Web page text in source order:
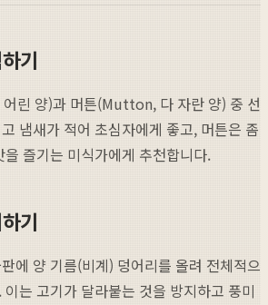
기
린 양)과 머튼(Mutton, 다 자란 양) 중 선
냄새가 적어 초심자에게 좋고, 머튼은 좀
즐기는 미식가에게 추천합니다.
기
에 양 기름(비계) 덩어리를 올려 전체적으
는 고기가 달라붙는 것을 방지하고 풍미